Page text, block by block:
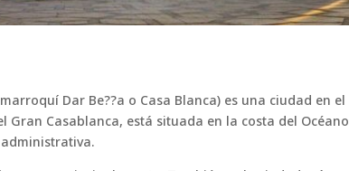
Dar Be??a o Casa Blanca) es una ciudad en el
Gran Casablanca, está situada en la costa del Océano